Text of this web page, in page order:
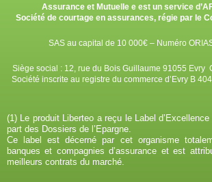
Assurance et Mutuelle e est un service
Société de courtage en assurances, régie par le
SAS au capital de 10 000€ – Numéro
Siège social : 12, rue du Bois Guillaume 91055 Evry
Société inscrite au registre du commerce d’Evry B
(1) Le produit Liberteo a reçu le Label
part des Dossiers de l’Epargne.
Ce label est décerné par cet organisme
banques et compagnies d’assurance et est
meilleurs contrats du marché.